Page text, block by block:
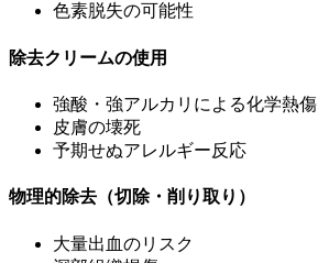
色素脱失の可能性
除去クリームの使用
強酸・強アルカリによる化学熱傷
皮膚の壊死
予期せぬアレルギー反応
物理的除去（切除・削り取り）
大量出血のリスク